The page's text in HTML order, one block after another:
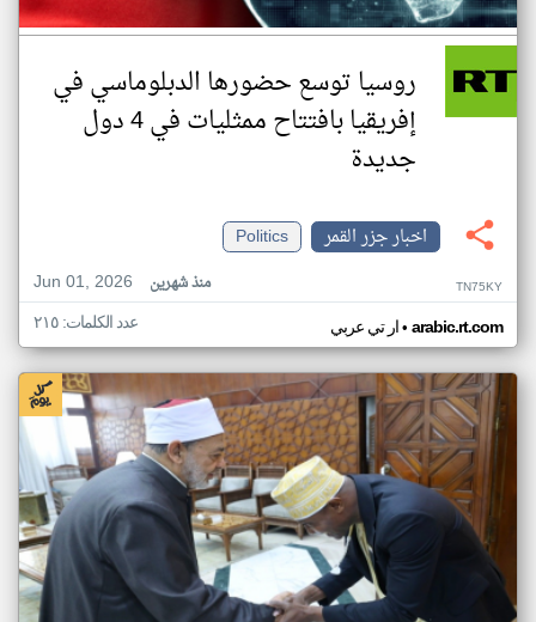
روسيا توسع حضورها الدبلوماسي في
إفريقيا بافتتاح ممثليات في 4 دول
جديدة
اخبار جزر القمر
Politics
Jun 01, 2026
منذ شهرين TN75KY
ار تي عربي• arabic.rt.com عدد الكلمات: ٢١٥